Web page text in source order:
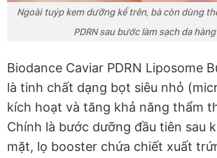
Ngoài tuýp kem dưỡng kể trên, bà còn dùng
PDRN sau bước làm sạch da
Biodance Caviar PDRN Liposome
là tinh chất dạng bọt siêu nhỏ
kích hoạt và tăng khả năng thẩm
Chính là bước dưỡng đầu tiên sau
mặt, lọ booster chứa chiết xuất